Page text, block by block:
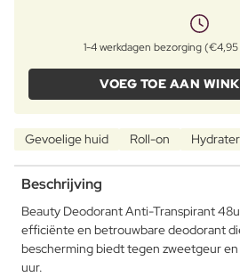
1-4 werkdagen bezorging
VOEG TOE AAN
Gevoelige huid Roll-on
Beschrijving
Beauty Deodorant Anti-Transpirant
efficiënte en betrouwbare deodorant
bescherming biedt tegen zweetgeur
uur.